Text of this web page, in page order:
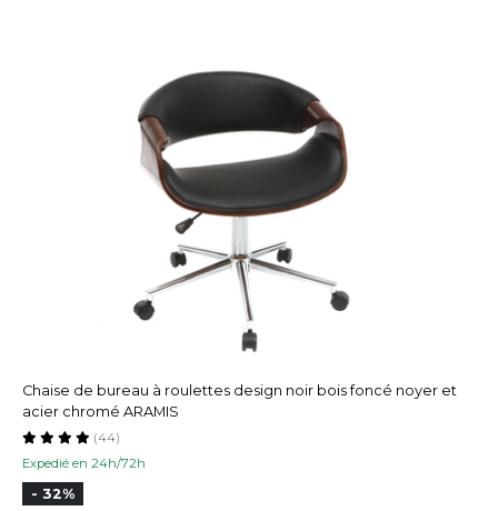
Chaise de bureau à roulettes design noir bois foncé noyer et
acier chromé ARAMIS
Expedié en 24h/72h
(44)
- 32%